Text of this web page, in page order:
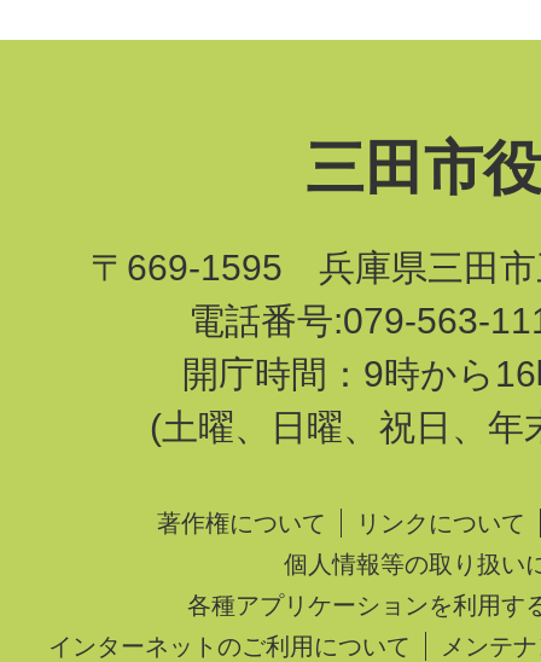
三田市
〒669-1595 兵庫県三田市
電話番号:079-563-
開庁時間：9時から
(土曜、日曜、祝日、年
著作権について
リンクについて
個人情報等の取り扱い
各種アプリケーションを利用す
インターネットのご利用について
メンテ